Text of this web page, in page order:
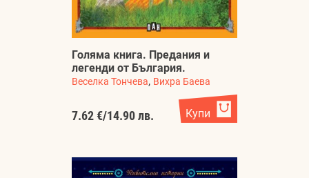
Голяма книга. Предания и
легенди от България.
Веселка Тончева, Вихра Баева
7.62 €/14.90 лв. Купи